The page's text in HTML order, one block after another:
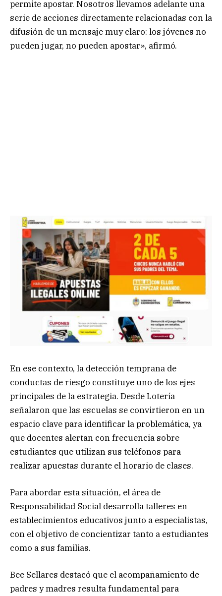
permite apostar. Nosotros llevamos adelante una
serie de acciones directamente relacionadas con la
difusión de un mensaje muy claro: los jóvenes no
pueden jugar, no pueden apostar», afirmó.
En ese contexto, la detección temprana de
conductas de riesgo constituye uno de los ejes
principales de la estrategia. Desde Lotería
señalaron que las escuelas se convirtieron en un
espacio clave para identificar la problemática, ya
que docentes alertan con frecuencia sobre
estudiantes que utilizan sus teléfonos para
realizar apuestas durante el horario de clases.
Para abordar esta situación, el área de
Responsabilidad Social desarrolla talleres en
establecimientos educativos junto a especialistas,
con el objetivo de concientizar tanto a estudiantes
como a sus familias.
Bee Sellares destacó que el acompañamiento de
padres y madres resulta fundamental para